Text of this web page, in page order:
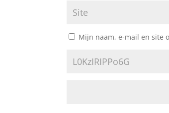
Mijn naam, e-mail en site